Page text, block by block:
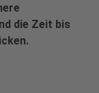
die Zeit bis